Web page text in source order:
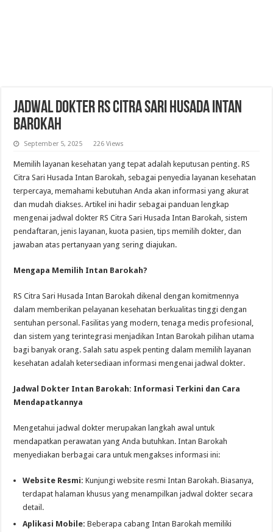
Jadwal Dokter RS Citra Sari Husada Intan
Barokah
September 5, 2025 226 Views
Memilih layanan kesehatan yang tepat adalah keputusan penting. RS
Citra Sari Husada Intan Barokah, sebagai penyedia layanan kesehatan
terpercaya, memahami kebutuhan Anda akan informasi yang akurat
dan mudah diakses. Artikel ini hadir sebagai panduan lengkap
mengenai jadwal dokter RS Citra Sari Husada Intan Barokah, sistem
pendaftaran, jenis layanan, kuota pasien, tips memilih dokter, dan
jawaban atas pertanyaan yang sering diajukan.
Mengapa Memilih Intan Barokah?
RS Citra Sari Husada Intan Barokah dikenal dengan komitmennya
dalam memberikan pelayanan kesehatan berkualitas tinggi dengan
sentuhan personal. Fasilitas yang modern, tenaga medis profesional,
dan sistem yang terintegrasi menjadikan Intan Barokah pilihan utama
bagi banyak orang. Salah satu aspek penting dalam memilih layanan
kesehatan adalah ketersediaan informasi mengenai jadwal dokter.
Jadwal Dokter Intan Barokah: Informasi Terkini dan Cara
Mendapatkannya
Mengetahui jadwal dokter merupakan langkah awal untuk
mendapatkan perawatan yang Anda butuhkan. Intan Barokah
menyediakan berbagai cara untuk mengakses informasi ini:
Website Resmi: Kunjungi website resmi Intan Barokah. Biasanya,
terdapat halaman khusus yang menampilkan jadwal dokter secara
detail.
Aplikasi Mobile: Beberapa cabang Intan Barokah memiliki